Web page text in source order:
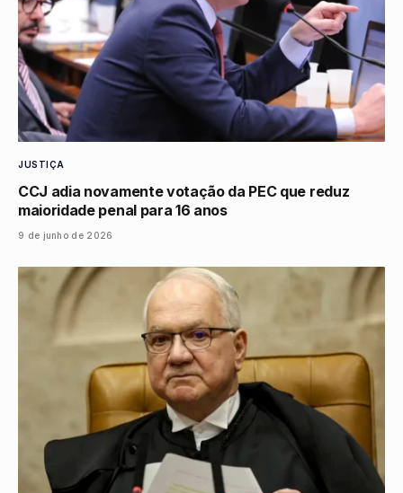
JUSTIÇA
CCJ adia novamente votação da PEC que reduz
maioridade penal para 16 anos
9 de junho de 2026